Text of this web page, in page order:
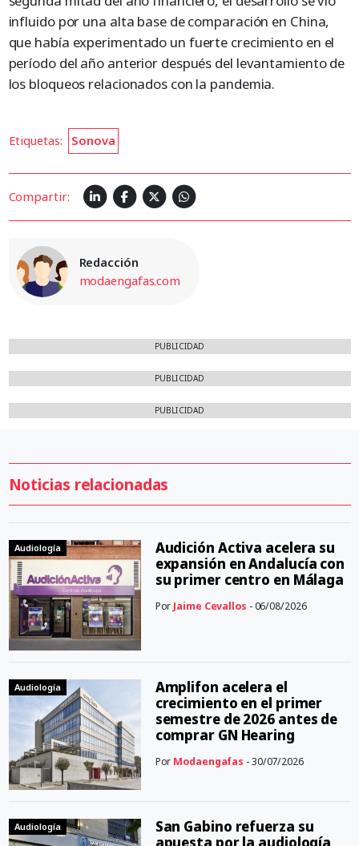
influido por una alta base de comparación en China,
que había experimentado un fuerte crecimiento en el
período del año anterior después del levantamiento de
los bloqueos relacionados con la pandemia.
Etiquetas: Sonova
Compartir:
Redacción
modaengafas.com
PUBLICIDAD
PUBLICIDAD
PUBLICIDAD
Noticias relacionadas
Audiología
Audición Activa acelera su
expansión en Andalucía con
su primer centro en Málaga
Por Jaime Cevallos - 06/08/2026
Audiología
Amplifon acelera el
crecimiento en el primer
semestre de 2026 antes de
comprar GN Hearing
Por Modaengafas - 30/07/2026
Audiología
San Gabino refuerza su
apuesta por la audiología